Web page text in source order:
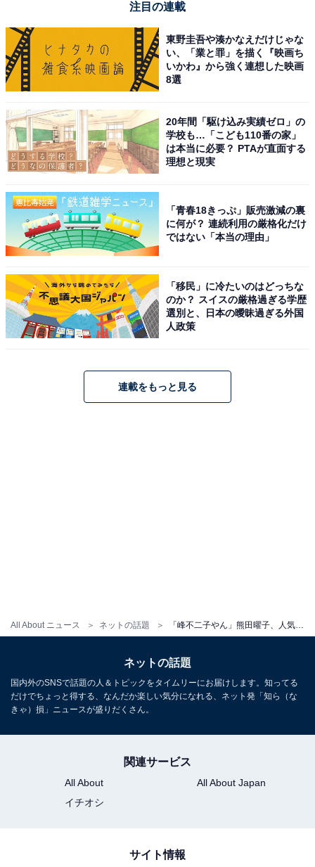
All About ニュース ネットの話題 「峰不二子やん」熊田曜子、人気お笑いタレントとの“温度差”2ショットに反響「顔よ」「スタイル抜群」
注目の連載
東野圭吾や湊かなえだけじゃな
い、「業と罪」を描く『映画ち
いかわ』から強く連想した映画
8選
20年間「駆け込み実績ゼロ」の
学校も…「こども110番の家」
は本当に必要？ PTAが直面する
理想と現実
「青春18きっぷ」販売激減の裏
に何が？ 連続利用の厳格化だけ
ではない「本当の理由」
「移民」に冷たいのはどっちな
のか？ スイスの厳格過ぎる学歴
選別と、日本の曖昧過ぎる外国
人政策
連載をもっと見る
ネットの話題
国内外のSNSで話題の人＆トピックをタイムリーにお届けします。知ってる
だけでちょっと得する、なんだか楽しい気分になれる、ネット発「知ら（な
きゃ）損」ニュースが盛りだくさん。
関連サービス
All About
All About Japan
イチオシ
サイト情報